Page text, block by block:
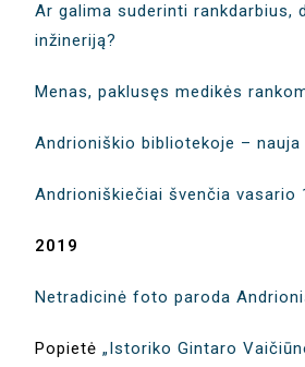
Ar galima suderinti rankdarbius,
inžineriją?
Menas, paklusęs medikės
Andrioniškio bibliotekoje – nauja
Andrioniškiečiai švenčia vasario
2019
Netradicinė foto paroda
Popietė„Istoriko Gintaro